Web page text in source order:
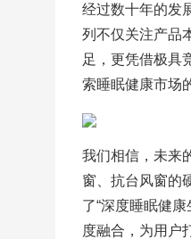
经过数十年的发
列不仅关注产品
足，更凭借极具
索睡眠健康市场
我们相信，未来
窗、抗台风窗的
了“深度睡眠健
度融合，为用户